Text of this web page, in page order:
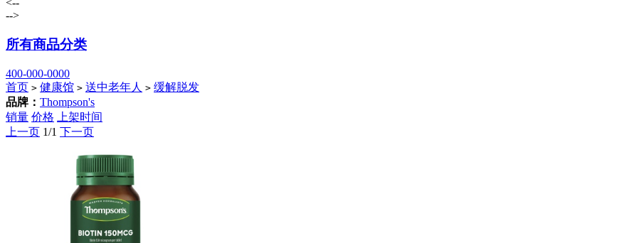
<--
-->
所有商品分类
400-000-0000
首页 > 健康馆 > 送中老年人 > 缓解脱发
品牌： Thompson's
销量 价格
上架时间
上一页 1/1 下一页